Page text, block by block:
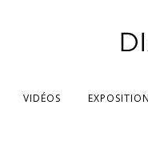
VIDÉOS